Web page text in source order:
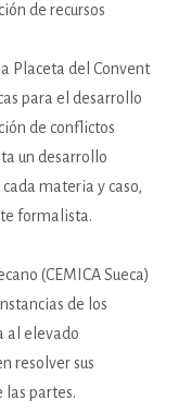
de recursos
Placeta del Convent
para el desarrollo
de conflictos
un desarrollo
materia y caso,
formalista.
(CEMICA Sueca)
de los
al elevado
resolver sus
las partes.